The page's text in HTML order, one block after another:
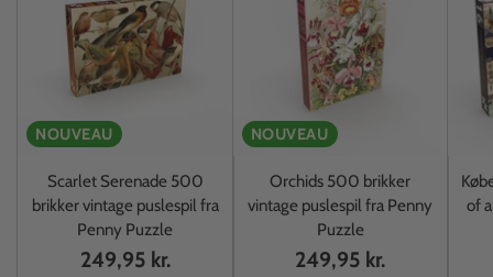
NOUVEAU
Scarlet Serenade 500
brikker vintage puslespil fra
Penny Puzzle
249,95 kr.
NOUVEAU
Orchids 500 brikker
vintage puslespil fra Penny
Puzzle
249,95 kr.
of